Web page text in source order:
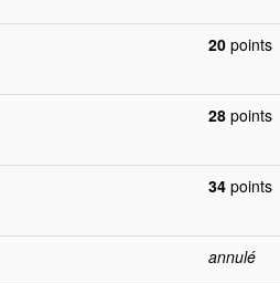
20 points
28 points
34 points
annulé